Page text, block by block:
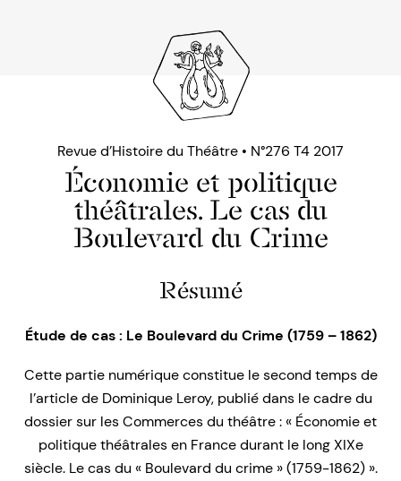
Revue d’Histoire du Théâtre • N°276 T4 2017
Économie et politique
théâtrales. Le cas du
Boulevard du Crime
Résumé
Étude de cas : Le Boulevard du Crime (1759 – 1862)
Cette partie numérique constitue le second temps de
l’article de Dominique Leroy, publié dans le cadre du
dossier sur les Commerces du théâtre : « Économie et
politique théâtrales en France durant le long XIXe
siècle. Le cas du « Boulevard du crime » (1759-1862) ».